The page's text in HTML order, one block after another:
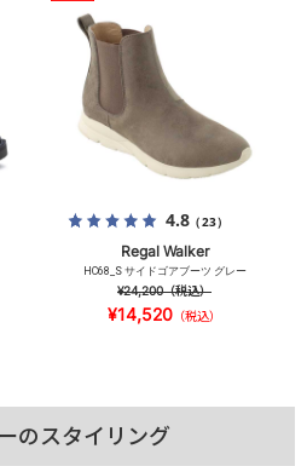
4.8（23）
Regal Walker
HC68_S サイドゴアブーツ グレー
¥24,200（税込）
¥14,520 （税込）
のスタイリング